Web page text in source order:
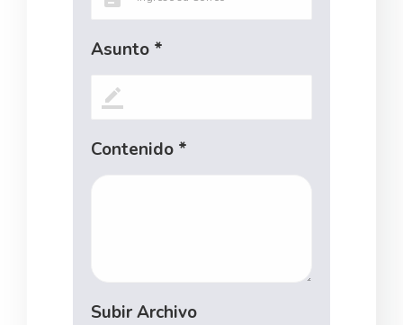
Asunto *
Contenido *
Subir Archivo